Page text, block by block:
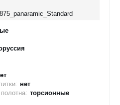
нет
торсионные